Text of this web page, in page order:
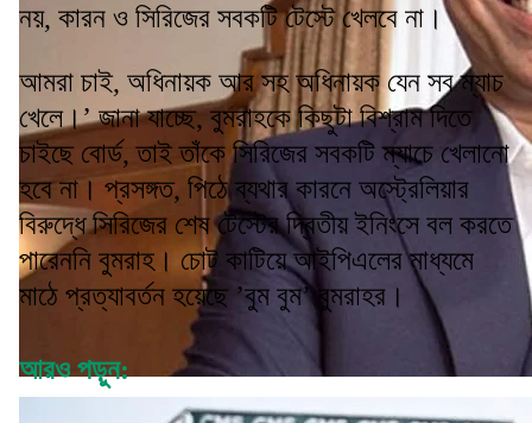
নয়, কারন ও সিরিজের সবকটি টেস্টে খেলবে না।
আমরা চাই, অধিনায়ক আর সহ অধিনায়ক যেন সব ম্যাচ
খেলে।’ জানা যাচ্ছে, বুমরাহকে কিছুটা বিশ্রাম দিতে
চাইছে বোর্ড, তাই তাঁকে সিরিজের সবকটি ম্যাচে খেলানো
হবে না। প্রসঙ্গত, পিঠে ব্যথার কারনে অস্ট্রেলিয়ার
বিরুদ্ধে সিরিজের শেষ টেস্টের দ্বিতীয় ইনিংসে বল করতে
পারেননি বুমরাহ। চোট কাটিয়ে আইপিএলের মাধ্যমে
মাঠে প্রত্যাবর্তন হয়েছে ’বুম বুম’ বুমরাহর।
আরও পড়ুন: